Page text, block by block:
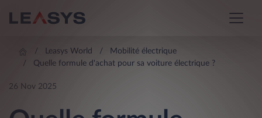
Leasys World
Mobilité électrique
Quelle formule d'achat pour sa voiture électrique ?
26 Nov 2025